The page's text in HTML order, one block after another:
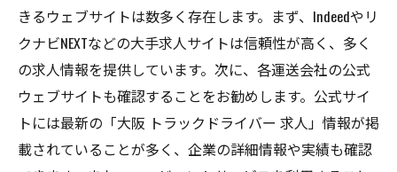
きるウェブサイトは数多く存在します。まず、Indeedやリ
クナビNEXTなどの大手求人サイトは信頼性が高く、多く
の求人情報を提供しています。次に、各運送会社の公式
ウェブサイトも確認することをお勧めします。公式サイ
トには最新の「大阪 トラックドライバー 求人」情報が掲
載されていることが多く、企業の詳細情報や実績も確認